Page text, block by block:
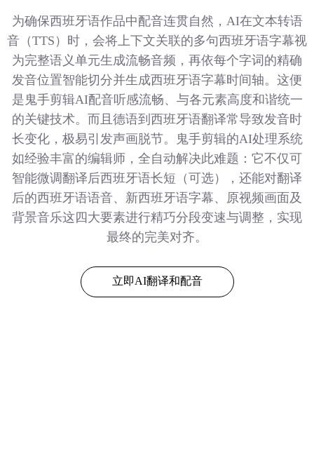
为确保西班牙语作品中配音连贯自然，AI在文本转语
音（TTS）时，会将上下文关联的多句西班牙语字幕视
为完整语义单元生成流畅音频，再依每个字词的精确
发音位置智能切分并生成西班牙语字幕时间轴。这便
是鬼手剪辑AI配音听感流畅、与各元素高度和谐统一
的关键技术。而且德语到西班牙语翻译常导致发音时
长变化，极易引发声画脱节。鬼手剪辑的AI处理系统
如经验丰富的编辑师，全自动解决此难题：它不仅可
智能微调翻译后西班牙语长短（可选），还能对翻译
后的西班牙语语音、新西班牙语字幕、原视频画面及
背景音乐这四大要素进行精巧分段变速与调整，实现
最终的完美对齐。
立即AI翻译和配音